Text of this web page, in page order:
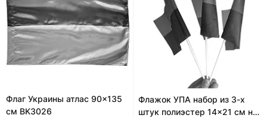
Флаг Украины атлас 90x135
см BK3026
Флажок УПА набор из 3-х
штук полиэстер 14x21 см на